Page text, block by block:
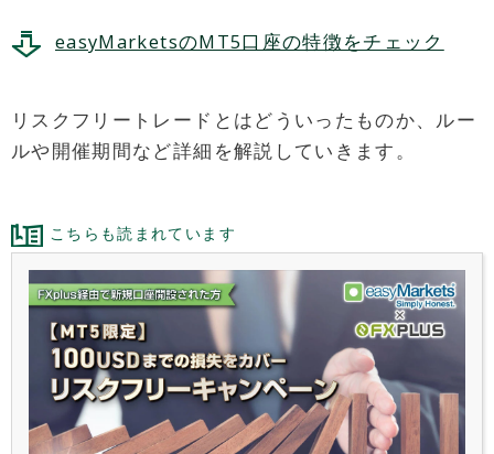
easyMarketsのMT5口座の特徴をチェック
リスクフリートレードとはどういったものか、ルー
ルや開催期間など詳細を解説していきます。
こちらも読まれています